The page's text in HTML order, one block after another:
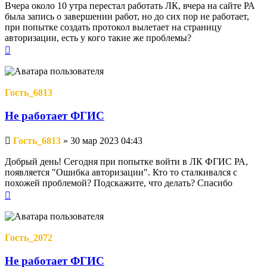
Вчера около 10 утра перестал работать ЛК, вчера на сайте РА
была запись о завершении работ, но до сих пор не работает,
при попытке создать протокол вылетает на страницу
авторизации, есть у кого такие же проблемы?
началу
Гость_6813
Не работает ФГИС
Непрочитанное
сообщение
Гость_6813 » 30 мар 2023 04:43
Добрый день! Сегодня при попытке войти в ЛК ФГИС РА,
появляется "Ошибка авторизации". Кто то сталкивался с
похожей проблемой? Подскажите, что делать? Спасибо
началу
Гость_2072
Не работает ФГИС